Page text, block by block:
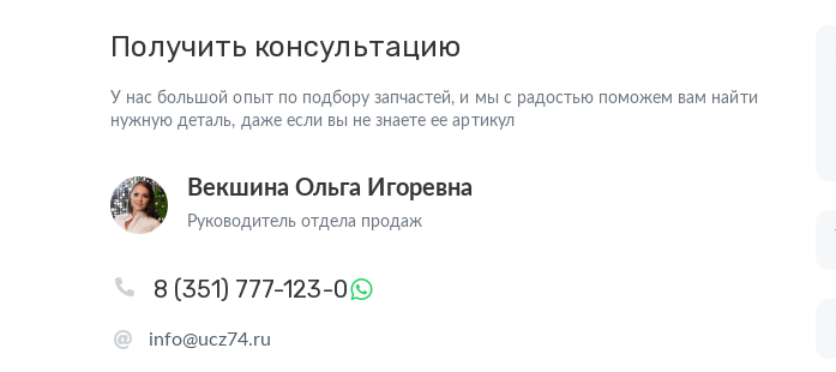
Получить консультацию
У нас большой опыт по подбору запчастей, и мы с радостью поможем вам найти
нужную деталь, даже если вы не знаете ее артикул
Векшина Ольга Игоревна
Руководитель отдела продаж
info@ucz74.ru
8 (351) 777-123-0